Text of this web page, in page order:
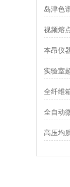
视频熔
本昂仪
全纤维
高压均